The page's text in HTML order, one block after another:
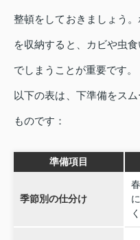
整頓をしておきましょう
を収納すると、カビや虫
でしまうことが重要です。
以下の表は、下準備をス
ものです：
準備項目
季節別の仕分け
く